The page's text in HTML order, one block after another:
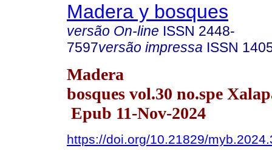
Madera y bosques
versão On-line ISSN 2448-
7597versão impressa ISSN
Madera
bosques vol.30 no.spe
Epub 11-Nov-2024
https://doi.org/10.21829/